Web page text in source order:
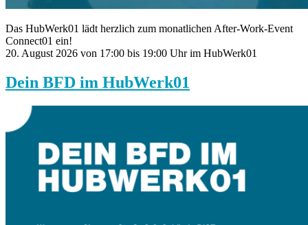
Das HubWerk01 lädt herzlich zum monatlichen After-Work-Event
Connect01 ein!
20. August 2026 von 17:00 bis 19:00 Uhr im HubWerk01
Dein BFD im HubWerk01